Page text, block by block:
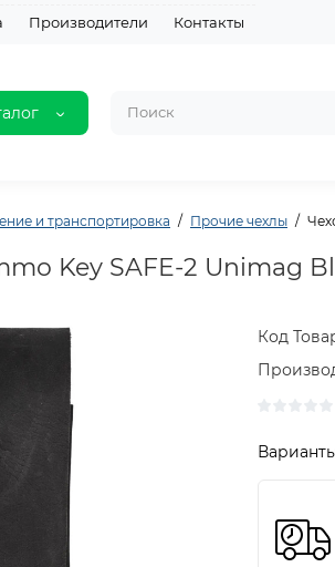
Производители Контакты
и транспортировка Прочие чехлы
Key SAFE-2 Unimag
Код